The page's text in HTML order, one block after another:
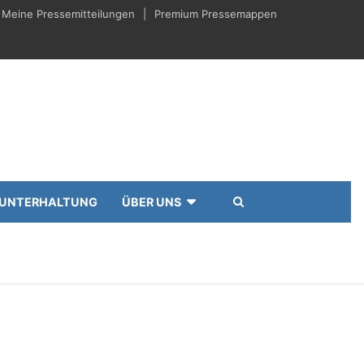
Meine Pressemitteilungen Premium Pressemappen
UNTERHALTUNG ÜBER UNS